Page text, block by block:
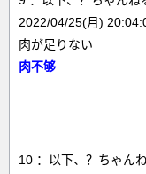
2022/04/25(月)
肉が足りない
肉不够
10 ：以下、？ちゃん